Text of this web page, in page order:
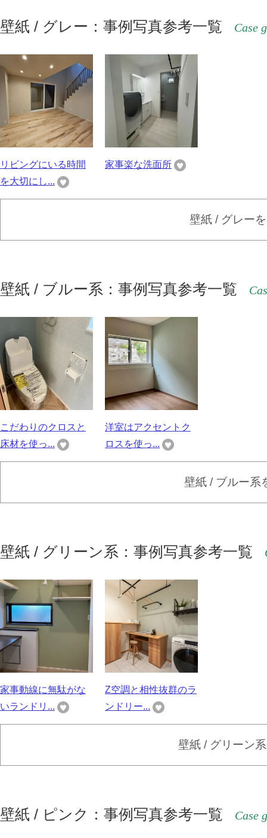
壁紙 / グレー：事例写真参考一覧 Case
リビングにいる時間
を大切にし...
家事楽な洗面所
壁紙 / グレー
壁紙 / ブルー系：事例写真参考一覧
こだわりのクロスと
床材を使っ...
洋室はアクセントク
ロスを使っ...
壁紙 / ブルー系
壁紙 / グリーン系：事例写真参考一覧
家事動線に無駄がな
いランドリ...
Z空調と相性抜群のラ
ンドリー...
壁紙 / グリーン
壁紙 / ピンク：事例写真参考一覧 Case